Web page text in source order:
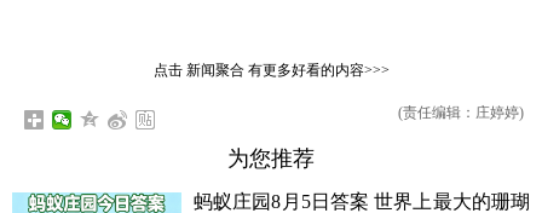
点击 新闻聚合有更多好看的内容>>>
(责任编辑：庄婷婷)
为您推荐
蚂蚁庄园8月5日答案 世界上最大的珊瑚